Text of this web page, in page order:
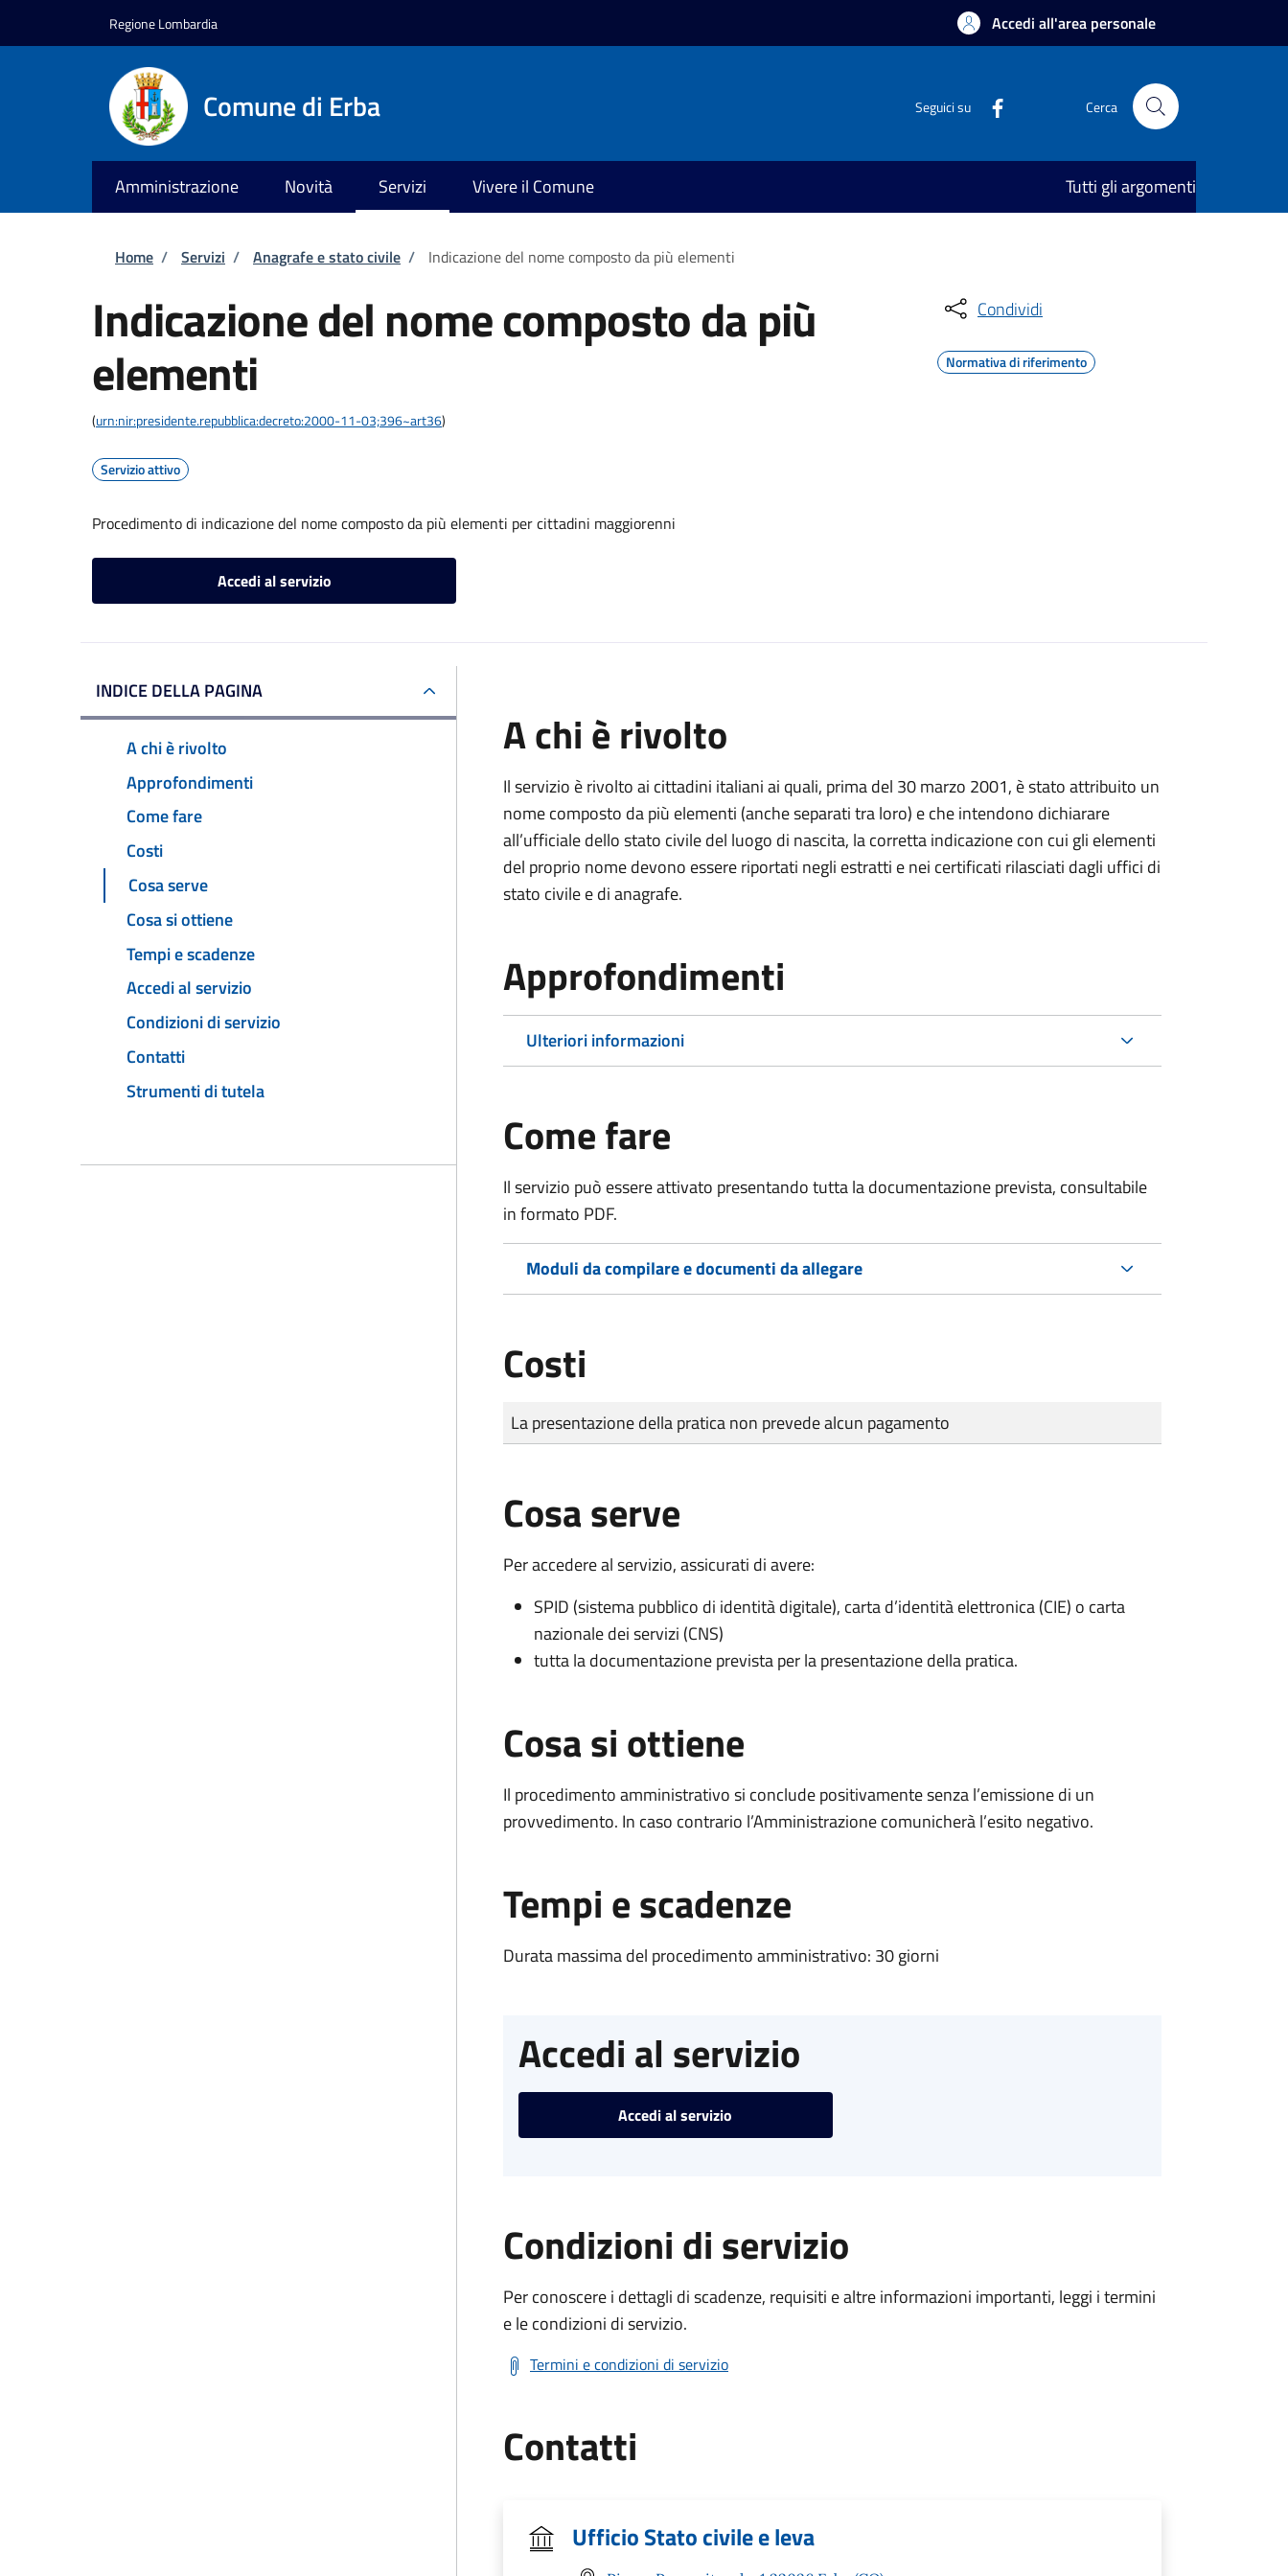
Regione Lombardia Accedi all'area personale
Comune di Erba Seguici su Cerca
Amministrazione Novità Servizi Vivere il Comune Tutti gli argomenti
Briciole di pane
Home / Servizi / Anagrafe e stato civile / Indicazione del nome composto da più elementi
Indicazione del nome composto da più
elementi
(urn:nir:presidente.repubblica:decreto:2000-11-03;396~art36)
Servizio attivo
Procedimento di indicazione del nome composto da più elementi per cittadini maggiorenni
Accedi al servizio
Condividi
Normativa di riferimento
INDICE DELLA PAGINA
A chi è rivolto
Approfondimenti
Come fare
Costi
Cosa serve
Cosa si ottiene
Tempi e scadenze
Accedi al servizio
Condizioni di servizio
Contatti
Strumenti di tutela
A chi è rivolto
Il servizio è rivolto ai cittadini italiani ai quali, prima del 30 marzo 2001, è stato attribuito un
nome composto da più elementi (anche separati tra loro) e che intendono dichiarare
all’ufficiale dello stato civile del luogo di nascita, la corretta indicazione con cui gli elementi
del proprio nome devono essere riportati negli estratti e nei certificati rilasciati dagli uffici di
stato civile e di anagrafe.
Approfondimenti
Ulteriori informazioni
Come fare
Il servizio può essere attivato presentando tutta la documentazione prevista, consultabile
in formato PDF.
Moduli da compilare e documenti da allegare
Costi
Tipo di pagamento
Importo
La presentazione della pratica non prevede alcun pagamento
Cosa serve
Per accedere al servizio, assicurati di avere:
SPID (sistema pubblico di identità digitale), carta d’identità elettronica (CIE) o carta
nazionale dei servizi (CNS)
tutta la documentazione prevista per la presentazione della pratica.
Cosa si ottiene
Il procedimento amministrativo si conclude positivamente senza l’emissione di un
provvedimento. In caso contrario l’Amministrazione comunicherà l’esito negativo.
Tempi e scadenze
Durata massima del procedimento amministrativo: 30 giorni
Accedi al servizio
Accedi al servizio
Condizioni di servizio
Per conoscere i dettagli di scadenze, requisiti e altre informazioni importanti, leggi i termini
e le condizioni di servizio.
Termini e condizioni di servizio
Contatti
Ufficio Stato civile e leva